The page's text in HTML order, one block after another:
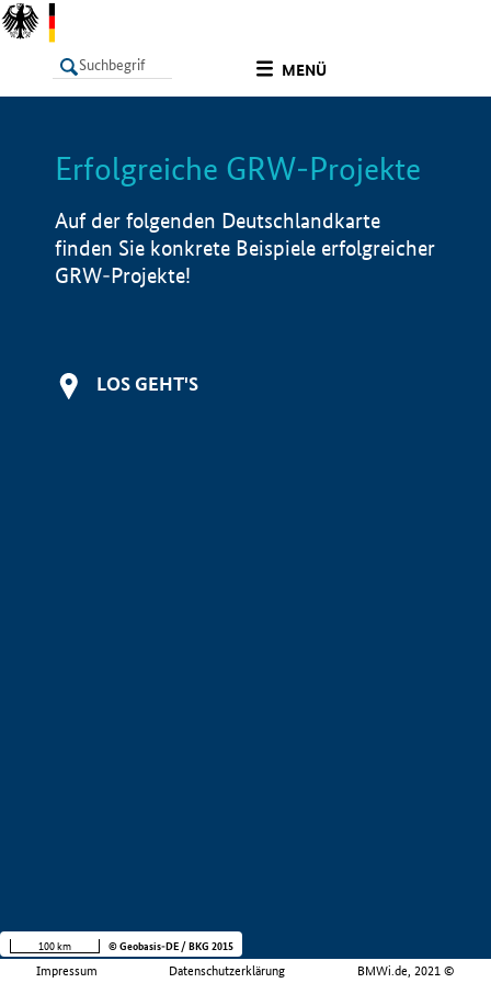
MENÜ
LISTE Info
Erfolgreiche GRW-Projekte
Auf der folgenden Deutschlandkarte
finden Sie konkrete Beispiele erfolgreicher
GRW-Projekte!
LOS GEHT'S
Impressum Datenschutzerklärung BMWi.de, 2021 ©
100 km © Geobasis-DE / BKG 2015